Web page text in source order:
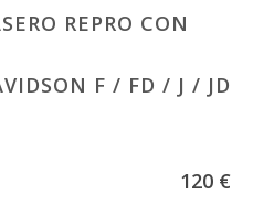
REPRO CON
F / FD / J / JD
120 €